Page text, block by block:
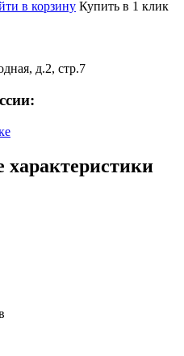
в корзину Купить в 1 клик
д.2, стр.7
характеристики